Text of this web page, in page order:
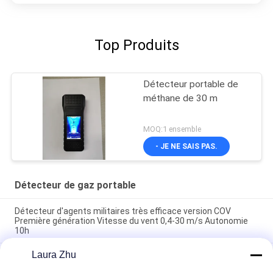
Top Produits
Détecteur portable de
méthane de 30 m
MOQ:1 ensemble
- JE NE SAIS PAS.
Détecteur de gaz portable
Détecteur d'agents militaires très efficace version COV
Première génération Vitesse du vent 0,4-30 m/s Autonomie
10h
Détection de gaz intelligent portable Alarme de vibration de
Laura Zhu